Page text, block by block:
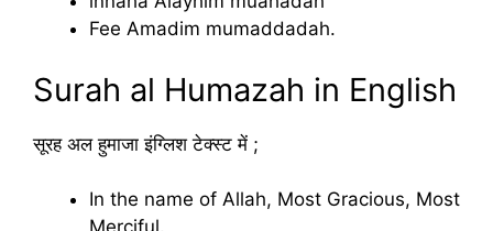
Fee Amadim mumaddadah.
Surah al Humazah in English
सूरह अल हुमाजा इंग्लिश टेक्स्ट में ;
In the name of Allah, Most Gracious, Most
Merciful.